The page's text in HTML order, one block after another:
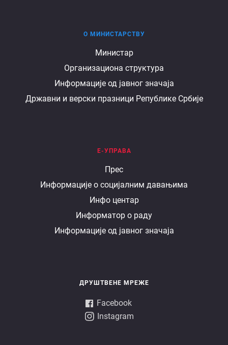
министарству
О МИНИСТАРСТВУ
Министар
Организациона структура
Информације од јавног значаја
Државни и верски празници Републике Србије
Е-УПРАВА
Прес
Информације о социјалним давањима
Инфо центар
Информатор о раду
Информације од јавног значаја
ДРУШТВЕНЕ МРЕЖЕ
Facebook
Instagram